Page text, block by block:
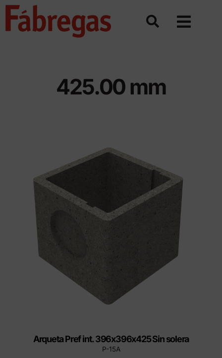
Saltar
425.00 mm
Arqueta Pref int. 396x396x425 Sin solera
P-15A